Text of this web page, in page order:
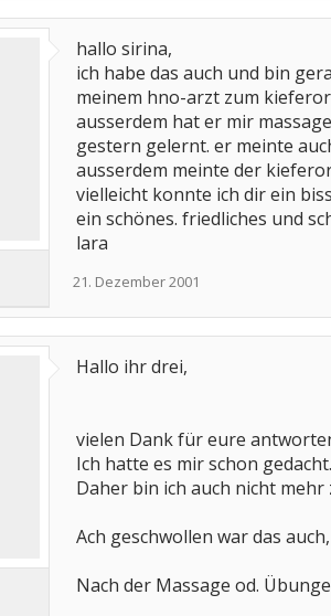
hallo sirina,
ich habe das auch und bin
meinem hno-arzt zum
ausserdem hat er mir
gestern gelernt. er meinte
ausserdem meinte der
vielleicht konnte ich dir ein
ein schönes. friedliches und
lara
21. Dezember 2001
Hallo ihr drei,
vielen Dank für eure
Ich hatte es mir schon
Daher bin ich auch nicht mehr
Ach geschwollen war das
Nach der Massage od.